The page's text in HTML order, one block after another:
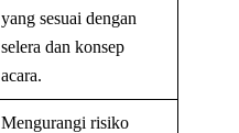
yang sesuai dengan
selera dan konsep
acara.
Mengurangi risiko